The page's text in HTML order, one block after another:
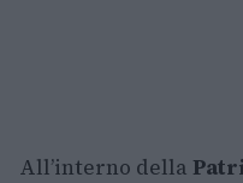
All’interno della